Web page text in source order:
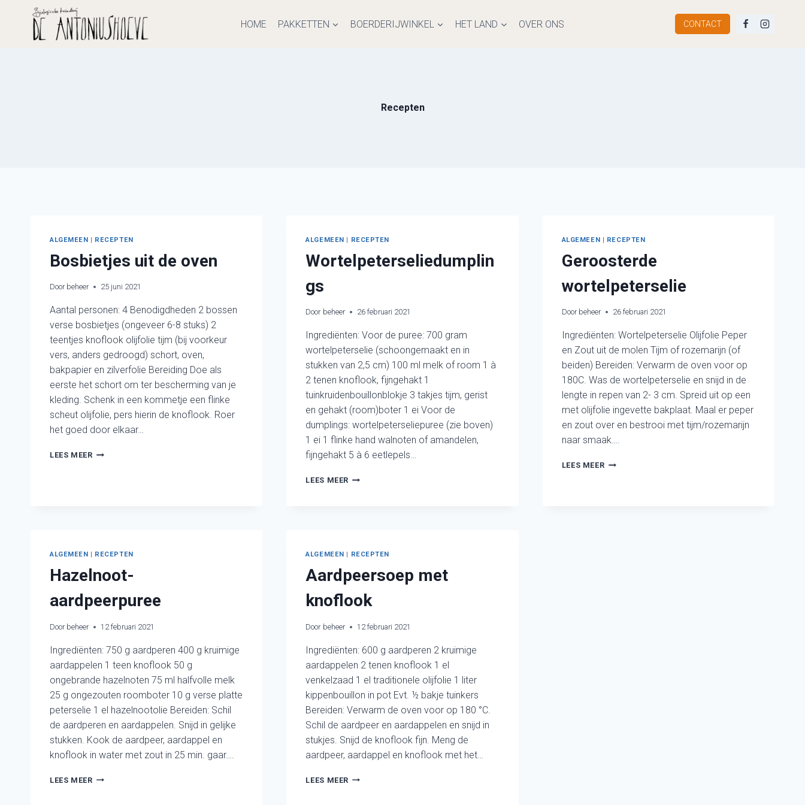
Doorgaan
HOME PAKKETTEN BOERDERIJWINKEL HET LAND OVER ONS CONTACT
Recepten
ALGEMEEN | RECEPTEN
Bosbietjes uit de oven
Door beheer 25 juni 2021
Aantal personen: 4 Benodigdheden 2 bossen
verse bosbietjes (ongeveer 6-8 stuks) 2
teentjes knoflook olijfolie tijm (bij voorkeur
vers, anders gedroogd) schort, oven,
bakpapier en zilverfolie Bereiding Doe als
eerste het schort om ter bescherming van je
kleding. Schenk in een kommetje een flinke
scheut olijfolie, pers hierin de knoflook. Roer
het goed door elkaar…
LEES MEERBOSBIETJES
ALGEMEEN | RECEPTEN
Wortelpeterseliedumplin
gs
Door beheer 26 februari 2021
Ingrediënten: Voor de puree: 700 gram
wortelpeterselie (schoongemaakt en in
stukken van 2,5 cm) 100 ml melk of room 1 à
2 tenen knoflook, fijngehakt 1
tuinkruidenbouillonblokje 3 takjes tijm, gerist
en gehakt (room)boter 1 ei Voor de
dumplings: wortelpeterseliepuree (zie boven)
1 ei 1 flinke hand walnoten of amandelen,
fijngehakt 5 à 6 eetlepels…
LEES MEER WORTELPETERSELIEDUMPLINGS
ALGEMEEN | RECEPTEN
Geroosterde
wortelpeterselie
Door beheer 26 februari 2021
Ingrediënten: Wortelpeterselie Olijfolie Peper
en Zout uit de molen Tijm of rozemarijn (of
beiden) Bereiden: Verwarm de oven voor op
180C. Was de wortelpeterselie en snijd in de
lengte in repen van 2- 3 cm. Spreid uit op een
met olijfolie ingevette bakplaat. Maal er peper
en zout over en bestrooi met tijm/rozemarijn
naar smaak….
LEES MEERGEROOSTERDE
ALGEMEEN RECEPTEN
Hazelnoot-
aardpeerpuree
Door beheer 12 februari 2021
Ingrediënten: 750 g aardperen 400 g kruimige
aardappelen 1 teen knoflook 50 g
ongebrande hazelnoten 75 ml halfvolle melk
25 g ongezouten roomboter 10 g verse platte
peterselie 1 el hazelnootolie Bereiden: Schil
de aardperen en aardappelen. Snijd in gelijke
stukken. Kook de aardpeer, aardappel en
knoflook in water met zout in 25 min. gaar….
LEES MEERHAZELNOOT-
ALGEMEEN RECEPTEN
Aardpeersoep met
knoflook
Door beheer 12 februari 2021
Ingrediënten: 600 g aardperen 2 kruimige
aardappelen 2 tenen knoflook 1 el
venkelzaad 1 el traditionele olijfolie 1 liter
kippenbouillon in pot Evt. ½ bakje tuinkers
Bereiden: Verwarm de oven voor op 180 °C.
Schil de aardpeer en aardappelen en snijd in
stukjes. Snijd de knoflook fijn. Meng de
aardpeer, aardappel en knoflook met het…
LEES MEER AARDPEERSOEP